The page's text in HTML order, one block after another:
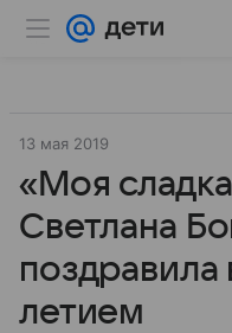
13 мая 2019
«Моя
Светлана
поздравила
летием